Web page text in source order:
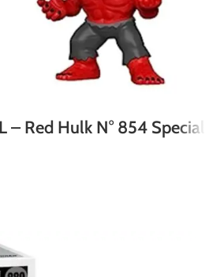
– Red Hulk N° 854 Special